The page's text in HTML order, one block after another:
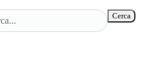
Cerca